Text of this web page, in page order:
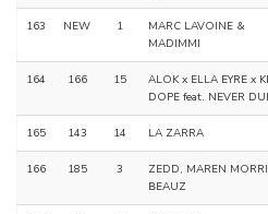
163 NEW 1
MARC LAVOINE &
MADIMMI
164 166 15
ALOK x ELLA EYRE x
DOPE feat. NEVER
165 143 14 LA ZARRA
166 185 3
ZEDD, MAREN
BEAUZ